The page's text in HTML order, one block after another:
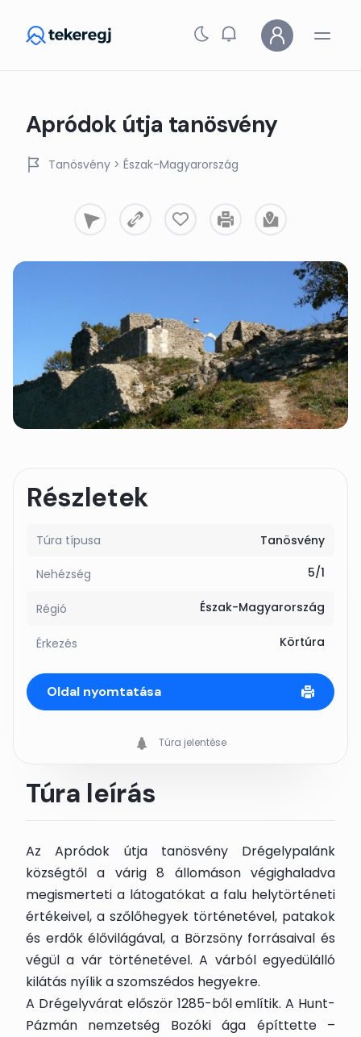
Apródok útja tanösvény
Tanösvény > Észak-Magyarország
Részletek
Túra típusa Tanösvény
Nehézség 5/1
Régió Észak-Magyarország
Érkezés Körtúra
Oldal nyomtatása
Túra jelentése
Túra leírás
Az Apródok útja tanösvény Drégelypalánk
községtől a várig 8 állomáson végighaladva
megismerteti a látogatókat a falu helytörténeti
értékeivel, a szőlőhegyek történetével, patakok
és erdők élővilágával, a Börzsöny forrásaival és
végül a vár történetével. A várból egyedülálló
kilátás nyílik a szomszédos hegyekre.
A Drégelyvárat először 1285-ből említik. A Hunt-
Pázmán nemzetség Bozóki ága építtette –